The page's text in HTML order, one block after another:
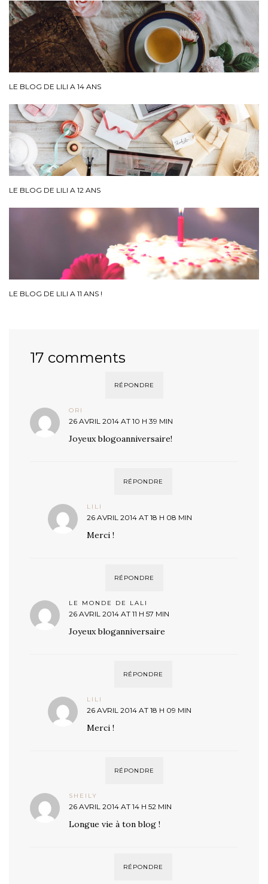
LE BLOG DE LILI A 14 ANS
LE BLOG DE LILI A 12 ANS
LE BLOG DE LILI A 11 ANS !
17 comments
RÉPONDRE
ORI
26 AVRIL 2014 AT 10 H 39 MIN
Joyeux blogoanniversaire!
RÉPONDRE
LILI
26 AVRIL 2014 AT 18 H 08 MIN
Merci !
RÉPONDRE
LE MONDE DE LALI
26 AVRIL 2014 AT 11 H 57 MIN
Joyeux bloganniversaire
RÉPONDRE
LILI
26 AVRIL 2014 AT 18 H 09 MIN
Merci !
RÉPONDRE
SHEILY
26 AVRIL 2014 AT 14 H 52 MIN
Longue vie à ton blog !
RÉPONDRE